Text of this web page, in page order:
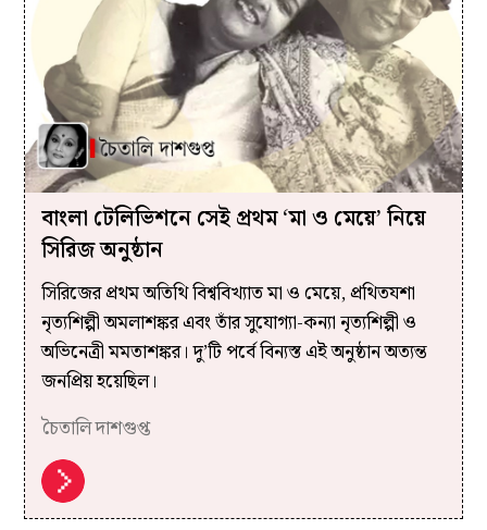
বাংলা টেলিভিশনে সেই প্রথম ‘মা ও মেয়ে’ নিয়ে
সিরিজ অনুষ্ঠান
সিরিজের প্রথম অতিথি বিশ্ববিখ্যাত মা ও মেয়ে, প্রথিতযশা
নৃত্যশিল্পী অমলাশঙ্কর এবং তাঁর সুযোগ্যা-কন্যা নৃত্যশিল্পী ও
অভিনেত্রী মমতাশঙ্কর। দু’টি পর্বে বিন্যস্ত এই অনুষ্ঠান অত্যন্ত
জনপ্রিয় হয়েছিল।
চৈতালি দাশগুপ্ত